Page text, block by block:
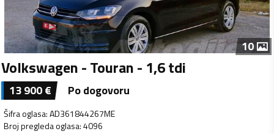
10
Volkswagen - Touran - 1,6 tdi
13 900€ Po dogovoru
Šifra oglasa:AD361844267ME
Broj pregleda oglasa:4096